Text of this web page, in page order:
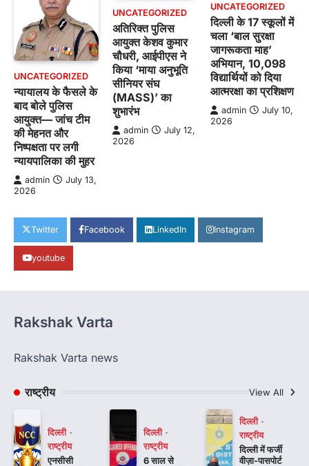
UNCATEGORIZED
न्यायालय के फैसले के
बाद बोले पुलिस
आयुक्त— जांच टीम
की मेहनत और
निष्पक्षता पर लगी
न्यायपालिका की मुहर
admin
July 13,
2026
UNCATEGORIZED
अतिरिक्त पुलिस
आयुक्त केशव कुमार
चौधरी, आईपीएस ने
किया ‘माया अनुभूति
सीनियर संघ
(MASS)’ का
शुभारंभ
admin
July 12,
2026
UNCATEGORIZED
दिल्ली के 17 स्कूलों में
चला ‘बाल सुरक्षा
जागरूकता माह’
अभियान, 10,098
विद्यार्थियों को दिया
आत्मरक्षा का प्रशिक्षण
admin
July 10,
2026
Twitter Facebook LinkedIn Instagram
youtube
Rakshak Varta
Rakshak Varta news
राष्ट्रीय View All
दिल्ली
राष्ट्रीय
एनसीसी
दिल्ली
राष्ट्रीय
6 साल से
दिल्ली
राष्ट्रीय
दिल्ली में फर्जी
वीज़ा-पासपोर्ट